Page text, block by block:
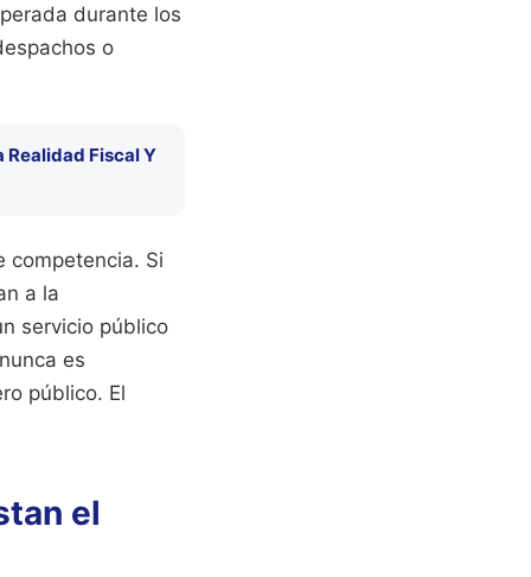
durante los
o
Realidad Fiscal Y
competencia. Si
a la
servicio público
es
público. El
el